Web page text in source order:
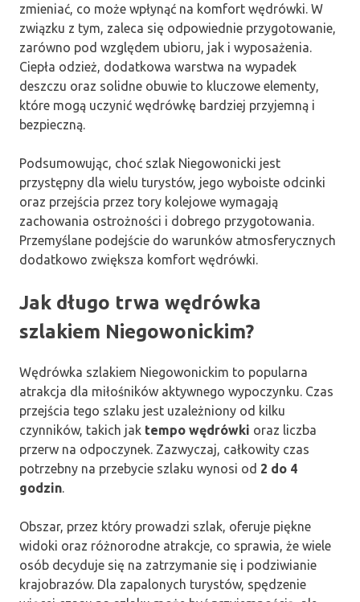
zmieniać, co może wpłynąć na komfort wędrówki. W
związku z tym, zaleca się odpowiednie przygotowanie,
zarówno pod względem ubioru, jak i wyposażenia.
Ciepła odzież, dodatkowa warstwa na wypadek
deszczu oraz solidne obuwie to kluczowe elementy,
które mogą uczynić wędrówkę bardziej przyjemną i
bezpieczną.
Podsumowując, choć szlak Niegowonicki jest
przystępny dla wielu turystów, jego wyboiste odcinki
oraz przejścia przez tory kolejowe wymagają
zachowania ostrożności i dobrego przygotowania.
Przemyślane podejście do warunków atmosferycznych
dodatkowo zwiększa komfort wędrówki.
Jak długo trwa wędrówka
szlakiem Niegowonickim?
Wędrówka szlakiem Niegowonickim to popularna
atrakcja dla miłośników aktywnego wypoczynku. Czas
przejścia tego szlaku jest uzależniony od kilku
czynników, takich jak tempo wędrówki oraz liczba
przerw na odpoczynek. Zazwyczaj, całkowity czas
potrzebny na przebycie szlaku wynosi od 2 do 4
godzin.
Obszar, przez który prowadzi szlak, oferuje piękne
widoki oraz różnorodne atrakcje, co sprawia, że wiele
osób decyduje się na zatrzymanie się i podziwianie
krajobrazów. Dla zapalonych turystów, spędzenie